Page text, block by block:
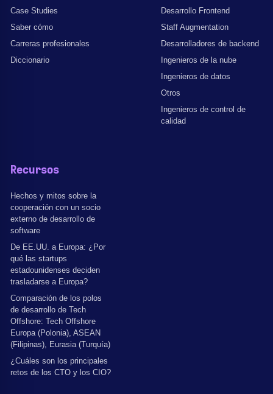
Case Studies
Saber cómo
Carreras profesionales
Diccionario
Desarrollo Frontend
Staff Augmentation
Desarrolladores de backend
Ingenieros de la nube
Ingenieros de datos
Otros
Ingenieros de control de
calidad
Recursos
Hechos y mitos sobre la
cooperación con un socio
externo de desarrollo de
software
De EE.UU. a Europa: ¿Por
qué las startups
estadounidenses deciden
trasladarse a Europa?
Comparación de los polos
de desarrollo de Tech
Offshore: Tech Offshore
Europa (Polonia), ASEAN
(Filipinas), Eurasia (Turquía)
¿Cuáles son los principales
retos de los CTO y los CIO?